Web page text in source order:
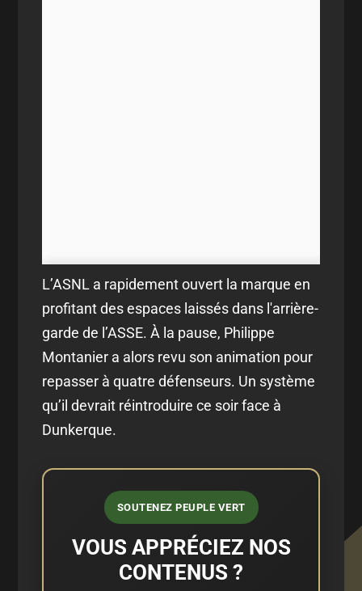
L’ASNL a rapidement ouvert la marque en
profitant des espaces laissés dans l'arrière-
garde de l’ASSE. À la pause, Philippe
Montanier a alors revu son animation pour
repasser à quatre défenseurs. Un système
qu’il devrait réintroduire ce soir face à
Dunkerque.
SOUTENEZ PEUPLE VERT
VOUS APPRÉCIEZ NOS
CONTENUS ?